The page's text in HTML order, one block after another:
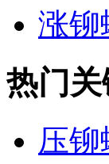
涨铆
热门关
压铆